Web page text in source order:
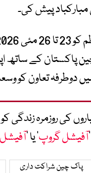
پیش کی۔
پاکستان کے ساتھ
دوطرفہ تعاون کو
کی روزمرہ
آفیشل گروپ‘ یا ’
پاک چین شراکت داری